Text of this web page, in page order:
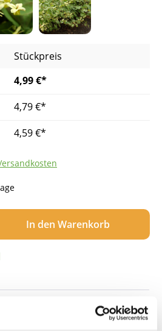
Stückpreis
4,99 €*
4,79 €*
4,59 €*
den gewünschten
In den Warenkorb